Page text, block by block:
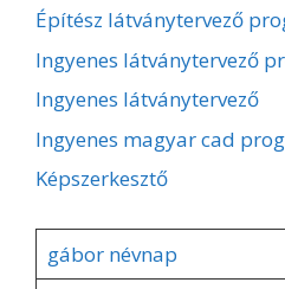
Építész látványtervező
Ingyenes látványtervező
Ingyenes látványtervező
Ingyenes magyar cad
Képszerkesztő
gábor névnap